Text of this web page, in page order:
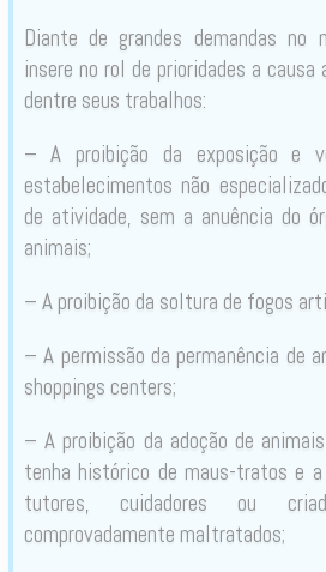
Diante de grandes demandas no
insere no rol de prioridades a
dentre seus trabalhos:
– A proibição da exposição e
estabelecimentos não
de atividade, sem a anuência do
animais;
– A proibição da soltura de fogos
– A permissão da permanência de
shoppings centers;
– A proibição da adoção de
tenha histórico de maus-tratos e a
tutores, cuidadores ou
comprovadamente maltratados;